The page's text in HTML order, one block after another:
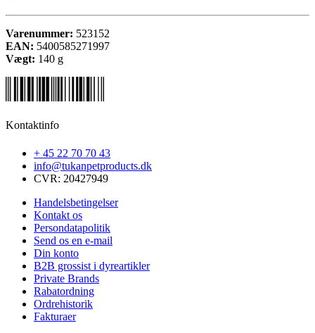
Varenummer: 523152
EAN: 5400585271997
Vægt: 140 g
Kontaktinfo
+ 45 22 70 70 43
info@tukanpetproducts.dk
CVR: 20427949
Handelsbetingelser
Kontakt os
Persondatapolitik
Send os en e-mail
Din konto
B2B grossist i dyreartikler
Private Brands
Rabatordning
Ordrehistorik
Fakturaer